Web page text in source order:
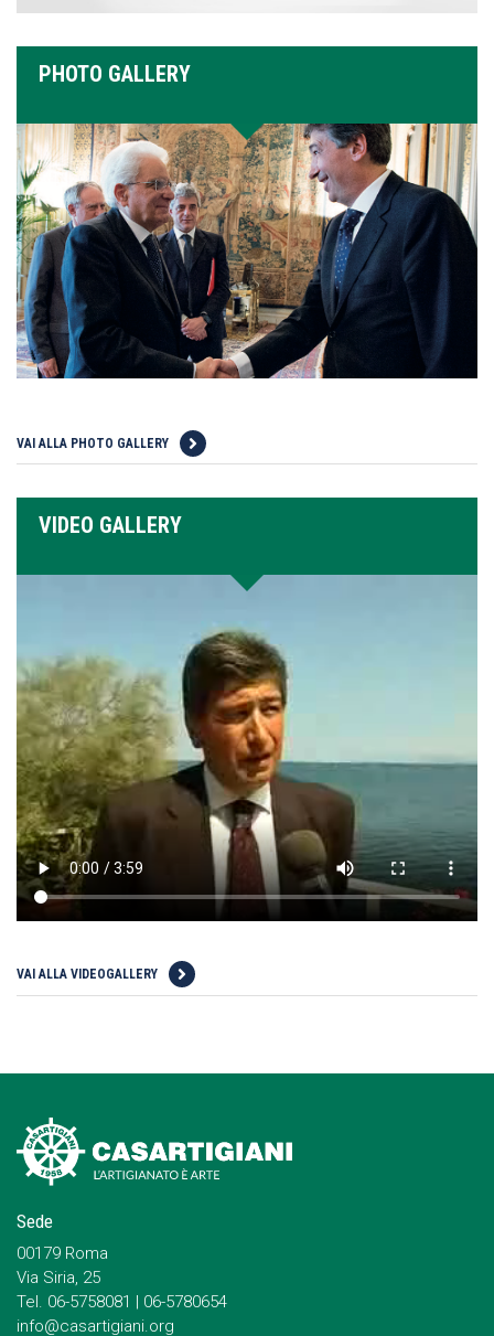
PHOTO GALLERY
VAI ALLA PHOTO GALLERY
VIDEO GALLERY
VAI ALLA VIDEOGALLERY
Sede
00179 Roma
Via Siria, 25
Tel. 06-5758081 | 06-5780654
info@casartigiani.org